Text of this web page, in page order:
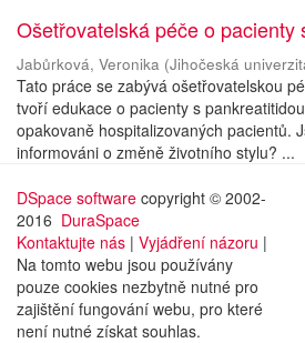
Ošetřovatelská péče o pacienty
Jabůrková, Veronika (Jihočeská
Tato práce se zabývá ošetřovatelskou
tvoří edukace o pacienty s
opakovaně hospitalizovaných pacientů.
informováni o změně životního stylu? ...
DSpace software copyright © 2002-
2016 DuraSpace
Kontaktujte nás | Vyjádření názoru |
Na tomto webu jsou používány
pouze cookies nezbytně nutné pro
zajištění fungování webu, pro které
není nutné získat souhlas.